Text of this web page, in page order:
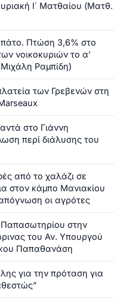
Ι΄ Ματθαίου (Ματθ.
Πτώση 3,6% στο
νοικοκυριών το α’
Ραμπίδη)
των Γρεβενών στη
στο Γιάννη
περί διάλυσης του
από το χαλάζι σε
στον κάμπο Μανιακίου
οι αγρότες
στην
του Αν. Υπουργού
Παπαθανάση
για την πρόταση για